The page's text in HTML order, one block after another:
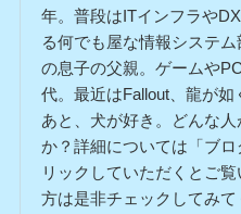
年。普段はITインフラや
る何でも屋な情報システ
の息子の父親。ゲームや
代。最近はFallout、龍が如
あと、犬が好き。どんな
か？詳細については「ブ
リックしていただくとご
方は是非チェックしてみて